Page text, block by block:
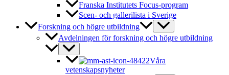
Franska Institutets Focus-program
Scen- och gallerilista i Sverige
Forskning och högre utbildning
Avdelningen för forskning och högre utbildning
Våra
vetenskapsnyheter